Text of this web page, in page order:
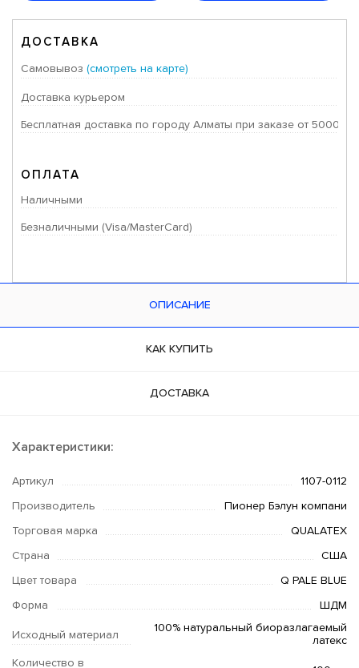
ДОСТАВКА
Самовывоз (смотреть на карте)
Доставка курьером
Бесплатная доставка по городу Алматы при заказе от 50000
ОПЛАТА
Наличными
Безналичными (Visa/MasterCard)
ОПИСАНИЕ
КАК КУПИТЬ
ДОСТАВКА
Характеристики:
Артикул 1107-0112
Производитель Пионер Бэлун компани
Торговая марка QUALATEX
Страна США
Цвет товара Q PALE BLUE
Форма ШДМ
Исходный материал
100% натуральный биоразлагаемый
латекс
Количество в